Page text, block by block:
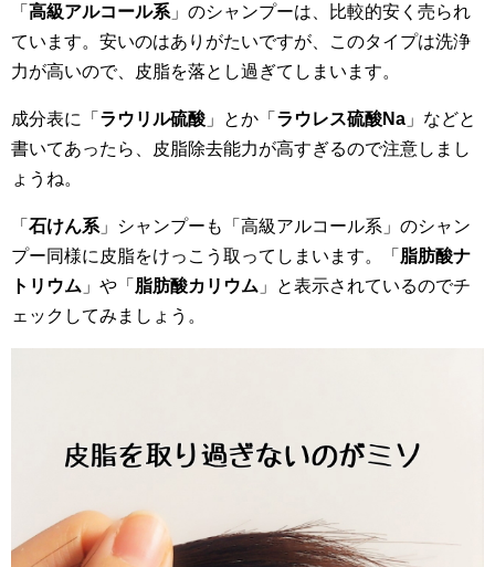
「 高級アルコール系 」のシャンプーは、比較的安く売られ
ています。安いのはありがたいですが、このタイプは洗浄
力が高いので、皮脂を落とし過ぎてしまいます。
成分表に「 ラウリル硫酸 」とか「 ラウレス硫酸Na 」などと
書いてあったら、皮脂除去能力が高すぎるので注意しまし
ょうね。
「 石けん系 」シャンプーも「高級アルコール系」のシャン
プー同様に皮脂をけっこう取ってしまいます。「 脂肪酸ナ
トリウム 」や「 脂肪酸カリウム 」と表示されているのでチ
ェックしてみましょう。